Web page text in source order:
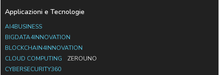
Applicazioni e Tecnologie
AI4BUSINESS
BIGDATA4INNOVATION
BLOCKCHAIN4INNOVATION
CLOUD COMPUTING
ZEROUNO
CYBERSECURITY360